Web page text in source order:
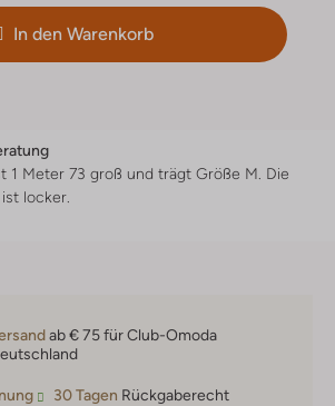
In den Warenkorb
1 Meter 73 groß und trägt Größe M. Die
ist locker
ab € 75 für Club-Omoda
30 Tagen Rückgaberecht